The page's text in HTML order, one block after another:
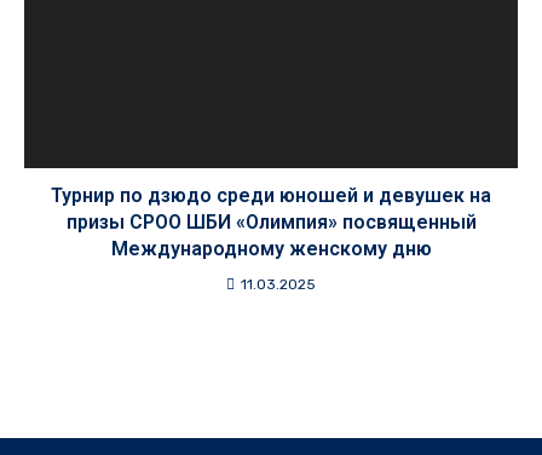
Турнир по дзюдо среди юношей и девушек на
призы СРОО ШБИ «Олимпия» посвященный
Международному женскому дню
11.03.2025